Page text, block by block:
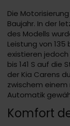
Die
Baujahr. In der
des Modells
Leistung von 135
existieren jedoch
bis 141 S auf die
der Kia Carens
zwischem
Automatik
Komfort